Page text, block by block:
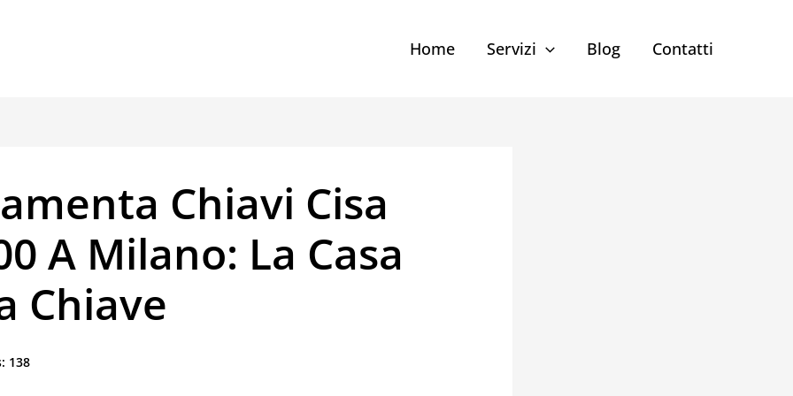
Home Servizi Blog Contatti
Chiavi Cisa
A Milano: La Casa
Chiave
138